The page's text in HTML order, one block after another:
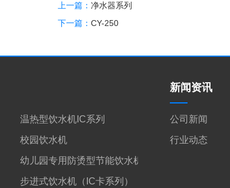
上一篇： 净水器系列
下一篇： CY-250
温热型饮水机IC系列
校园饮水机
幼儿园专用防烫型节能饮水机
步进式饮水机（IC卡系列）
新闻资讯
公司新闻
行业动态